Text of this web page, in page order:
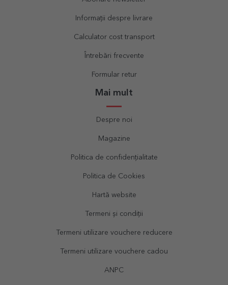
Informații despre livrare
Calculator cost transport
Întrebări frecvente
Formular retur
Mai mult
Despre noi
Magazine
Politica de confidențialitate
Politica de Cookies
Hartă website
Termeni și condiții
Termeni utilizare vouchere reducere
Termeni utilizare vouchere cadou
ANPC